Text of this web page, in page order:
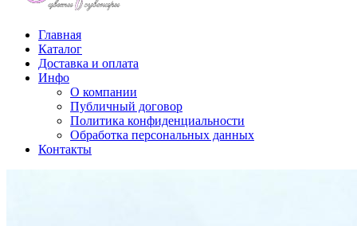
Главная
Каталог
Доставка и оплата
Инфо
О компании
Публичный договор
Политика конфиденциальности
Обработка персональных данных
Контакты